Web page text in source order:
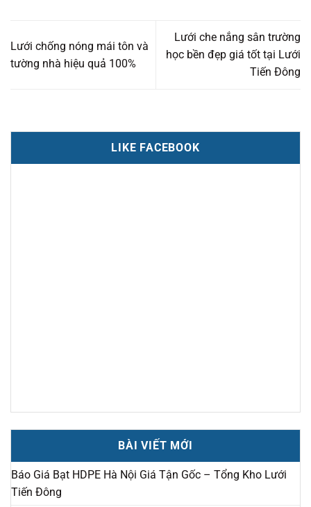
Lưới chống nóng mái tôn và
tường nhà hiệu quả 100%
Lưới che nắng sân trường
học bền đẹp giá tốt tại Lưới
Tiến Đông
LIKE FACEBOOK
BÀI VIẾT MỚI
Báo Giá Bạt HDPE Hà Nội Giá Tận Gốc – Tổng Kho Lưới
Tiến Đông